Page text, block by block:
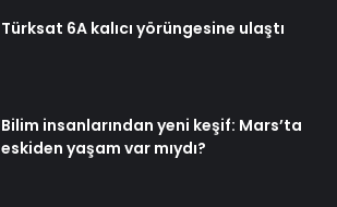
Türksat 6A kalıcı yörüngesine ulaştı
Bilim insanlarından yeni keşif: Mars’ta
eskiden yaşam var mıydı?